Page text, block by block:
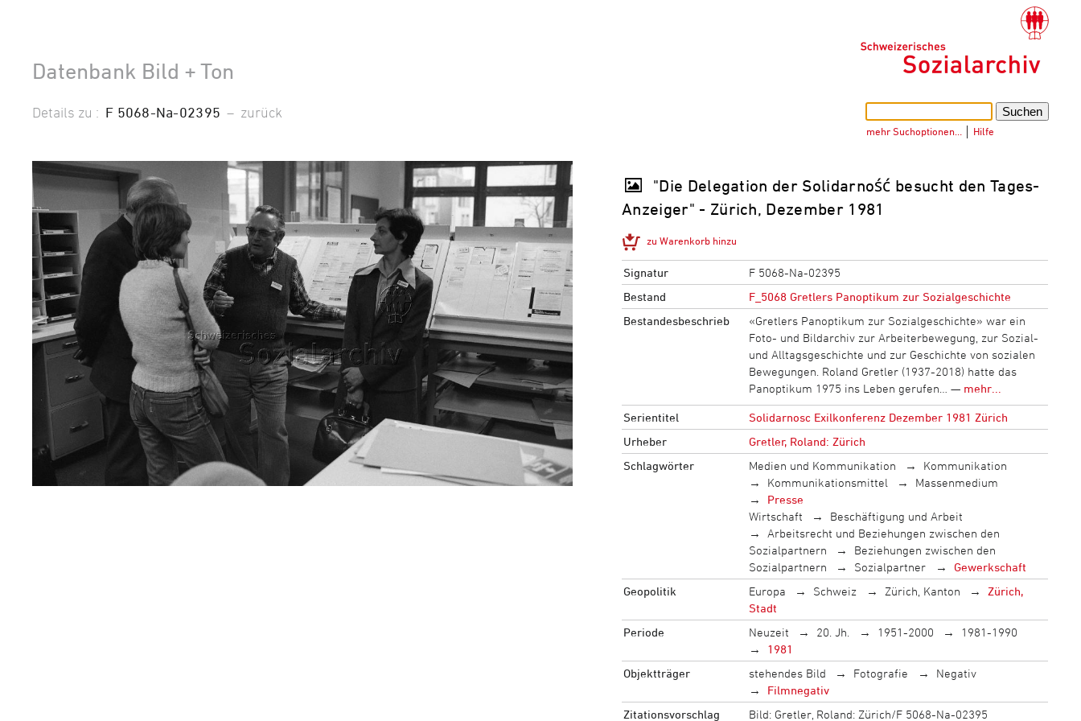
Datenbank Bild + Ton
mehr Suchoptionen… Hilfe
Details zu : F 5068-Na-02395 – zurück
"Die Delegation der Solidarność besucht den Tages-
Anzeiger" - Zürich, Dezember 1981
zu Warenkorb hinzu
Signatur
F 5068-Na-02395
Bestand
F_5068 Gretlers Panoptikum zur Sozialgeschichte
Bestandesbeschrieb
«Gretlers Panoptikum zur Sozialgeschichte» war ein
Foto- und Bildarchiv zur Arbeiterbewegung, zur Sozial-
und Alltagsgeschichte und zur Geschichte von sozialen
Bewegungen. Roland Gretler (1937-2018) hatte das
Panoptikum 1975 ins Leben gerufen… — mehr...
Serientitel
Solidarnosc Exilkonferenz Dezember 1981 Zürich
Urheber
Gretler, Roland: Zürich
Schlagwörter
Medien und Kommunikation
Kommunikation
Kommunikationsmittel
Massenmedium
Presse
Wirtschaft
Beschäftigung und Arbeit
Arbeitsrecht und Beziehungen zwischen den
Sozialpartnern
Beziehungen zwischen den
Sozialpartnern
Sozialpartner
Gewerkschaft
Geopolitik
Europa Schweiz Zürich, Kanton
Zürich,
Stadt
Periode
Neuzeit 20. Jh. 1951-2000
1981-1990
1981
Objektträger
stehendes Bild Fotografie
Negativ
Filmnegativ
Zitationsvorschlag
Bild: Gretler, Roland: Zürich/F 5068-Na-02395